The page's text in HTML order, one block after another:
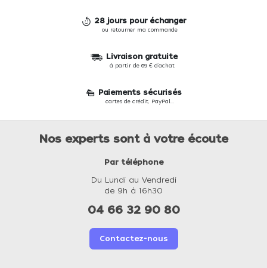
28 jours pour échanger
ou retourner ma commande
Livraison gratuite
à partir de 69 € d'achat
Paiements sécurisés
cartes de crédit, PayPal...
Nos experts sont à votre écoute
Par téléphone
Du Lundi au Vendredi
de 9h à 16h30
04 66 32 90 80
Contactez-nous